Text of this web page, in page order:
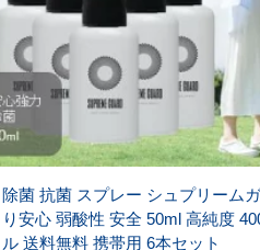
除菌 抗菌 スプレー シュプリーム
り安心 弱酸性 安全 50ml 高純度
ル 送料無料 携帯用 6本セット